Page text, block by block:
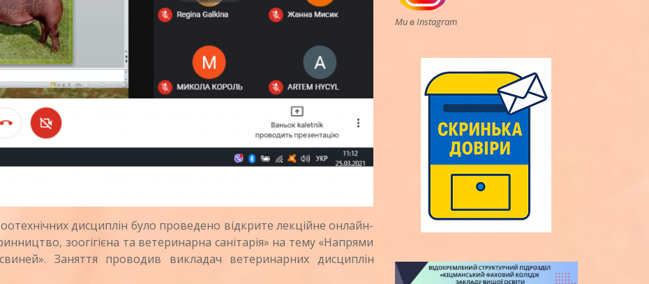
дисциплін було проведено відкрите лекційне онлайн-
зоогігієна та ветеринарна санітарія» на тему «Напрями
Заняття проводив викладач ветеринарних дисциплін
Ми в Instagram